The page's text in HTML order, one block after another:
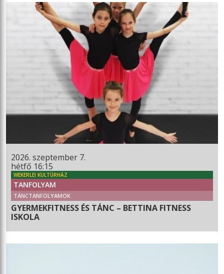
2026. szeptember 7.
hétfő 16:15
WEKERLEI KULTÚRHÁZ
TANFOLYAM
TÁNCTANFOLYAMOK
GYERMEKFITNESS ÉS TÁNC – BETTINA FITNESS
ISKOLA